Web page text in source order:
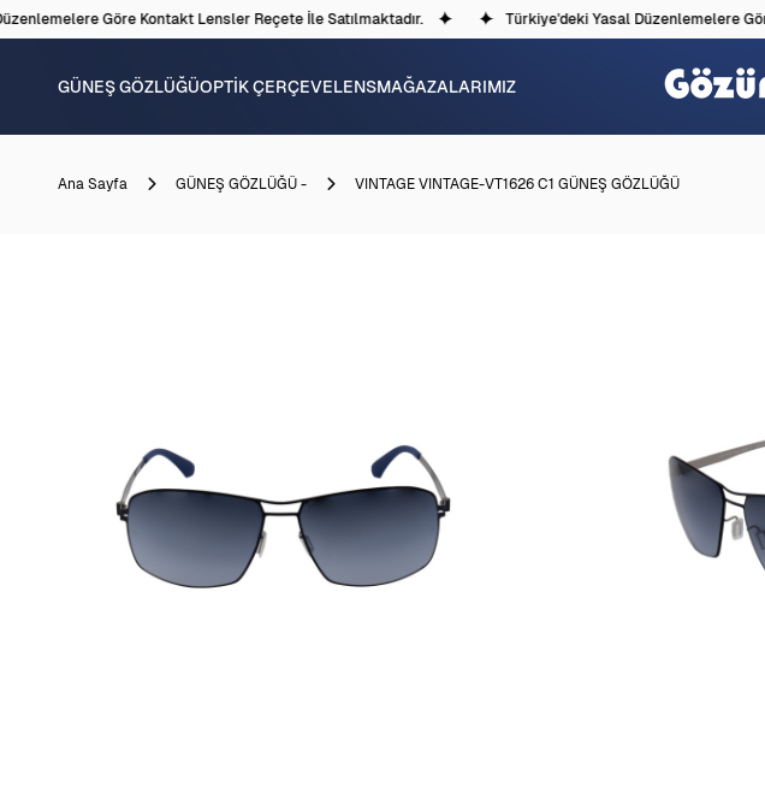
Göre Kontakt Lensler Reçete İle Satılmaktadır. Türkiye'deki Yasal Düzenlemelere Göre
GÜNEŞ GÖZLÜĞÜOPTİK ÇERÇEVELENSMAĞAZALARIMIZ
Ana Sayfa GÜNEŞ GÖZLÜĞÜ - VINTAGE VINTAGE-VT1626 C1 GÜNEŞ GÖZLÜĞÜ